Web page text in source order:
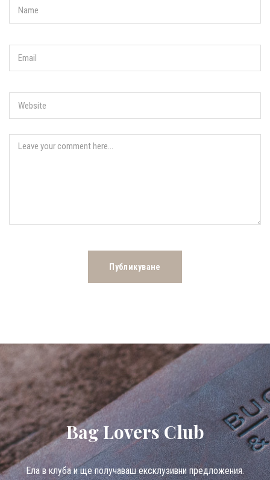
Bag Lovers Club
Eла в клуба и ще получаваш ексклузивни предложения.